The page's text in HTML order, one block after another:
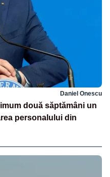
Daniel Onescu
două săptămâni un
personalului din